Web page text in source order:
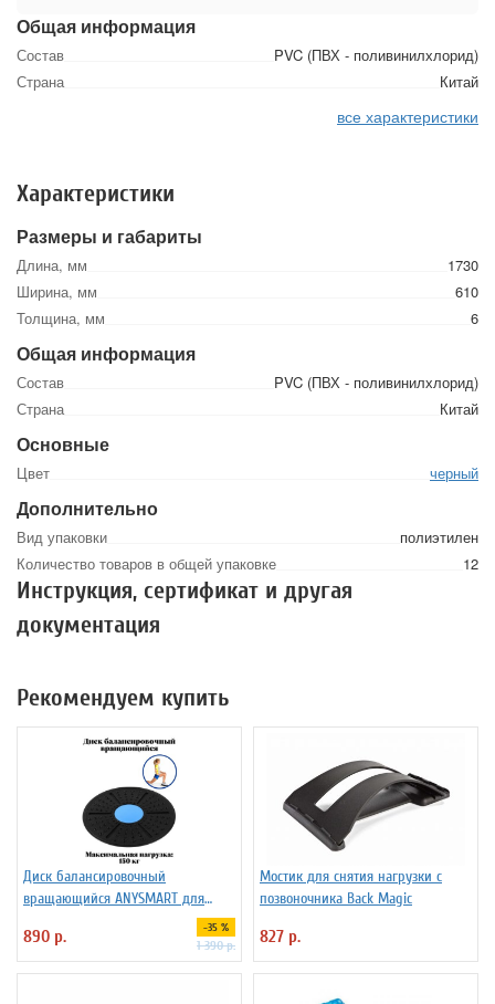
Общая информация
Состав
PVC (ПВХ - поливинилхлорид)
Страна
Китай
все характеристики
Характеристики
Размеры и габариты
Длина, мм
1730
Ширина, мм
610
Толщина, мм
6
Общая информация
Состав
PVC (ПВХ - поливинилхлорид)
Страна
Китай
Основные
Цвет черный
Дополнительно
Вид упаковки
полиэтилен
Количество товаров в общей упаковке
12
Инструкция, сертификат и другая
документация
Рекомендуем купить
Диск балансировочный
вращающийся ANYSMART для
890 р. -35 %
1 390 р.
Мостик для снятия нагрузки с
позвоночника Back Magic
827 р.